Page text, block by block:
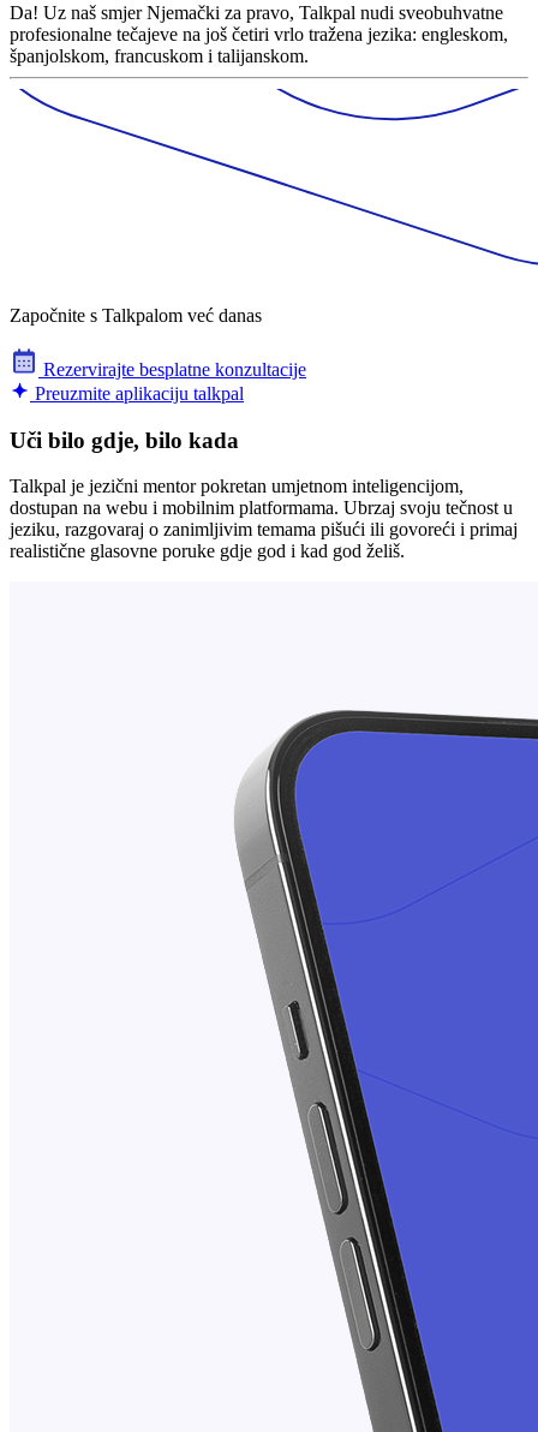
Da! Uz naš smjer Njemački za pravo, Talkpal nudi sveobuhvatne
profesionalne tečajeve na još četiri vrlo tražena jezika: engleskom,
španjolskom, francuskom i talijanskom.
Započnite s Talkpalom već danas
Rezervirajte besplatne konzultacije
Preuzmite aplikaciju talkpal
Uči bilo gdje, bilo kada
Talkpal je jezični mentor pokretan umjetnom inteligencijom,
dostupan na webu i mobilnim platformama. Ubrzaj svoju tečnost u
jeziku, razgovaraj o zanimljivim temama pišući ili govoreći i primaj
realistične glasovne poruke gdje god i kad god želiš.